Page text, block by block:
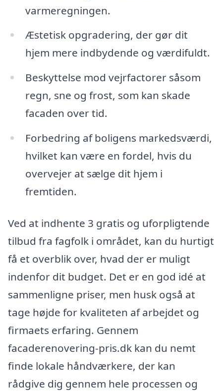
varmeregningen.
Æstetisk opgradering, der gør dit
hjem mere indbydende og værdifuldt.
Beskyttelse mod vejrfactorer såsom
regn, sne og frost, som kan skade
facaden over tid.
Forbedring af boligens markedsværdi,
hvilket kan være en fordel, hvis du
overvejer at sælge dit hjem i
fremtiden.
Ved at indhente 3 gratis og uforpligtende
tilbud fra fagfolk i området, kan du hurtigt
få et overblik over, hvad der er muligt
indenfor dit budget. Det er en god idé at
sammenligne priser, men husk også at
tage højde for kvaliteten af arbejdet og
firmaets erfaring. Gennem
facaderenovering-pris.dk kan du nemt
finde lokale håndværkere, der kan
rådgive dig gennem hele processen og